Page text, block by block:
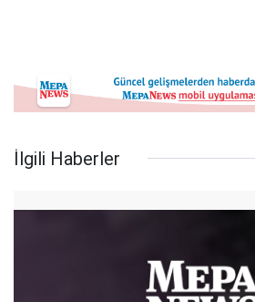
İlgili Haberler